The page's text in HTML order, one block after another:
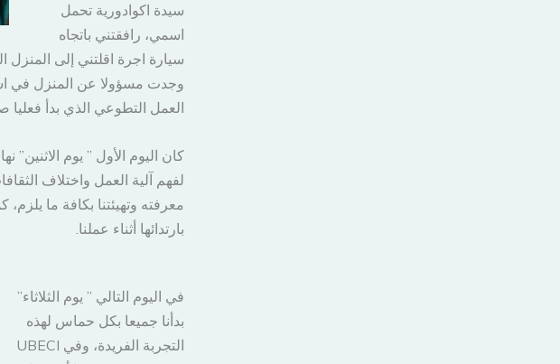
سيدة اكوادورية تحمل
اسمي، رافقتني باتجاه
سيارة اجرة اقلتني إلى
وجدت مسؤولا عن المنزل في
العمل التطوعي الذي بدأ فعليا
كان اليوم الأول ” يوم الاثنين”
لفهم آلية العمل واختلاف
معرفته وتهيئتنا بكافة ما
بارتدائها أثناء عملنا.
في اليوم التالي ” يوم الثلاثاء”
بدأنا جميعا بكل حماس لهذه
التجربة الفريدة، وفي UBECI